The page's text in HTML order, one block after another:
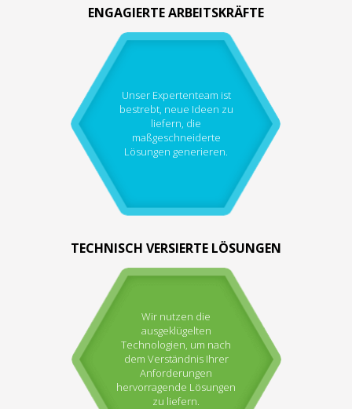
ENGAGIERTE ARBEITSKRÄFTE
Unser Expertenteam ist
bestrebt, neue Ideen zu
liefern, die
maßgeschneiderte
Lösungen generieren.
TECHNISCH VERSIERTE LÖSUNGEN
Wir nutzen die
ausgeklügelten
Technologien, um nach
dem Verständnis Ihrer
Anforderungen
hervorragende Lösungen
zu liefern.